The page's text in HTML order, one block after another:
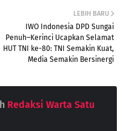
LEBIH BARU
IWO Indonesia DPD Sungai
Penuh–Kerinci Ucapkan Selamat
HUT TNI ke-80: TNI Semakin Kuat,
Media Semakin Bersinergi
Redaksi Warta Satu